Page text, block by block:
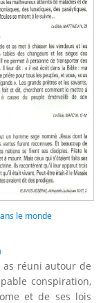
le monde
as réuni autour de
conspiration,
et de ses lois